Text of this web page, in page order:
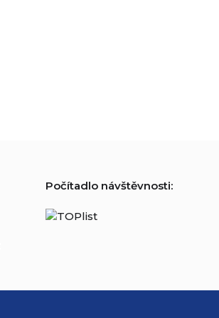
Počítadlo návštěvnosti: